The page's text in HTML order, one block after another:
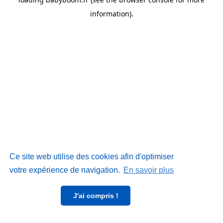
Ce site web utilise des cookies afin d'optimiser
votre expérience de navigation. En savoir plus
J'ai compris !
information).